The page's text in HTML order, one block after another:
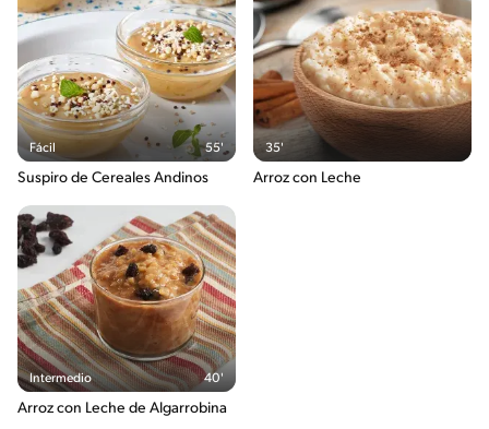
Fácil 55'
Suspiro de Cereales Andinos
35'
Arroz con Leche
Intermedio 40'
Arroz con Leche de Algarrobina